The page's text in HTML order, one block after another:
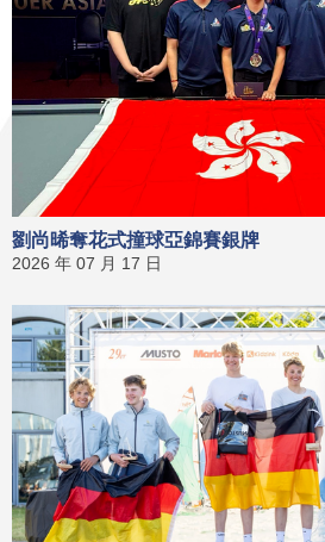
劉尚晞奪花式撞球亞錦賽銀牌
2026 年 07 月 17 日